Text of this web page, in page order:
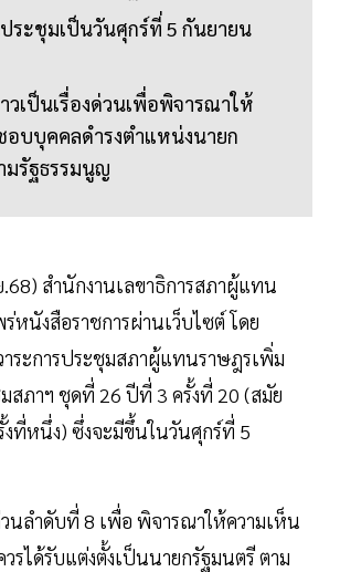
ระชุมเป็นวันศุกร์ที่ 5 กันยายน
วเป็นเรื่องด่วนเพื่อพิจารณาให้
อบบุคคลดำรงตำแหน่งนายก
มรัฐธรรมนูญ
สำนักงานเลขาธิการสภาผู้แทน
หนังสือราชการผ่านเว็บไซต์ โดย
ระการประชุมสภาผู้แทนราษฎรเพิ่ม
สภาฯ ชุดที่ 26 ปีที่ 3 ครั้งที่ 20 (สมัย
ที่หนึ่ง) ซึ่งจะมีขึ้นในวันศุกร์ที่ 5
วนลำดับที่ 8 เพื่อ พิจารณาให้ความเห็น
รได้รับแต่งตั้งเป็นนายกรัฐมนตรี ตาม